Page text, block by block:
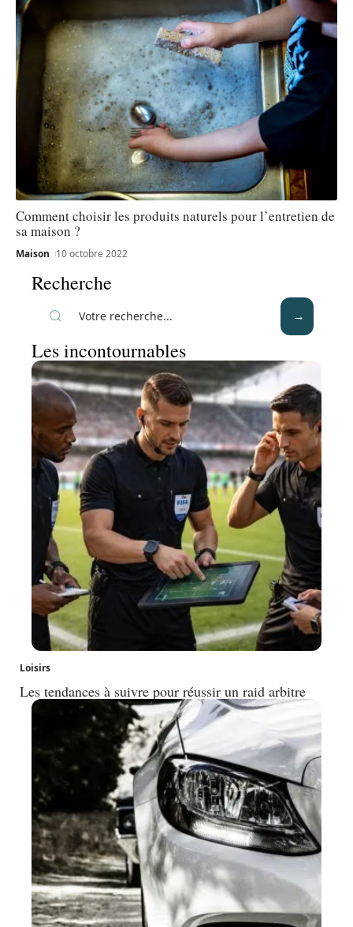
Comment choisir les produits naturels pour l’entretien de
sa maison ?
Maison 10 octobre 2022
Recherche
Les incontournables
Loisirs
Les tendances à suivre pour réussir un raid arbitre